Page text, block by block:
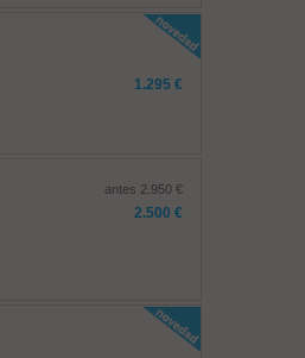
1.295 €
antes 2.950 €
2.500 €